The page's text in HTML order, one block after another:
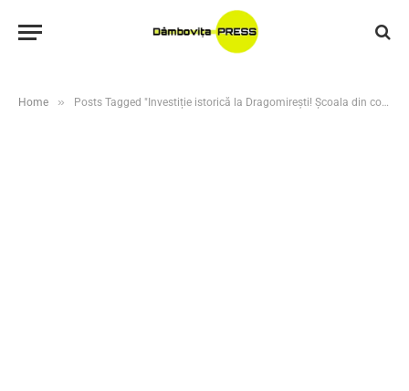
Home » Posts Tagged "Investiție istorică la Dragomirești! Școala din comună va fi extinsă și modernizată printr-un proiect de peste 16 milioane de lei"